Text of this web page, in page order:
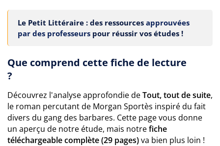
Le Petit Littéraire : des ressources approuvées
par des professeurs pour réussir vos études !
Que comprend cette fiche de lecture
?
Découvrez l'analyse approfondie deTout, tout de suite,
le roman percutant de Morgan Sportès inspiré du fait
divers du gang des barbares. Cette page vous donne
un aperçu de notre étude, mais notrefiche
téléchargeable complète (29 pages)va bien plus loin !